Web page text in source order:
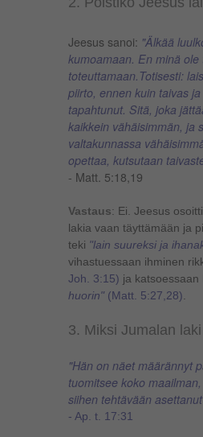
Jeesus sanoi: "Älkää
kumoamaan. En minä
toteuttamaan.Totisesti:
piirto, ennen kuin taivas
tapahtunut. Sitä, joka
kaikkein vähäisimmän, ja
valtakunnassa
opettaa, kutsutaan
- Matt. 5:18,19
Vastaus: Ei. Jeesus
lakia vaan täyttämään ja
teki "lain suureksi ja
vihastuessaan ihminen
Joh. 3:15) ja
huorin" (Matt. 5:27,28)
3. Miksi Jumalan
"Hän on näet määrännyt
tuomitsee koko
siihen tehtävään
- Ap. t. 17:31